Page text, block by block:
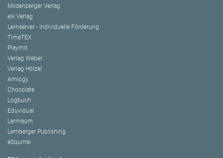
Mildenberger Verlag
elk Verlag
Lernserver - Individuelle Förderung
TimeTEX
Playmit
Verlag Weber
Verlag Hölzel
Amlogy
Chocolate
Logbuch
Eduvidual
Lernraum
Lemberger Publishing
eSquirrel